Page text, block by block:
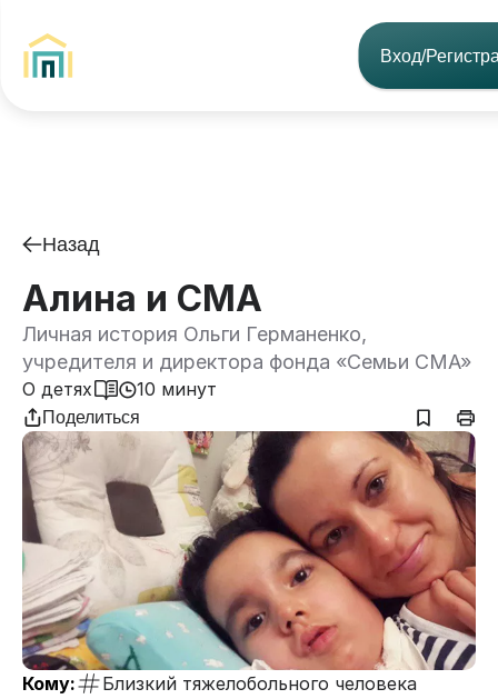
Вход/
Назад
Алина и СМА
Личная история Ольги Германенко,
учредителя и директора фонда «Семьи СМА»
О детях 10 минут
Поделиться
Кому:
Близкий тяжелобольного человека